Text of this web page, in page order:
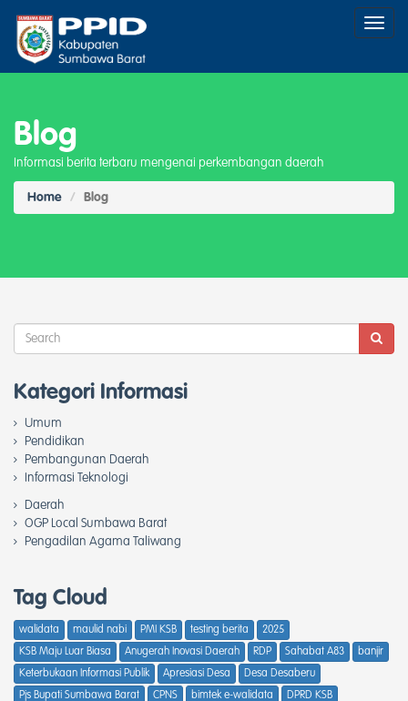
Toggle
Blog
Informasi berita terbaru mengenai perkembangan daerah
Home Blog
Kategori Informasi
Umum
Pendidikan
Pembangunan Daerah
Informasi Teknologi
Daerah
OGP Local Sumbawa Barat
Pengadilan Agama Taliwang
Tag Cloud
walidata maulid nabi PMI KSB testing berita
2025
KSB Maju Luar Biasa
Anugerah Inovasi Daerah RDP Sahabat A83
banjir
Keterbukaan Informasi Publik
Apresiasi Desa
Desa Desaberu
Pjs Bupati Sumbawa Barat
CPNS bimtek e-walidata
DPRD KSB